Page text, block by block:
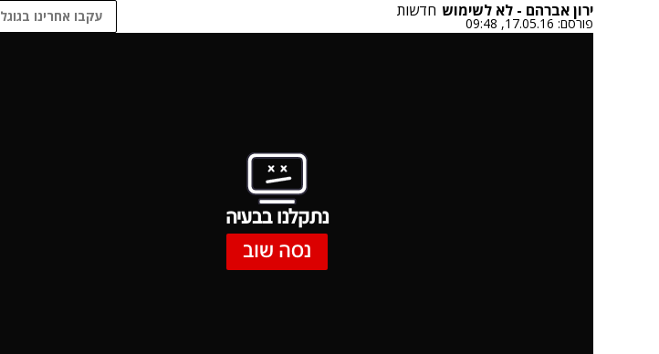
ירון אברהם - לא לשימוש חדשות
פורסם: 17.05.16, 09:48 עקבו אחרינו בגוגל
נתקלנו בבעיה
נסה שוב